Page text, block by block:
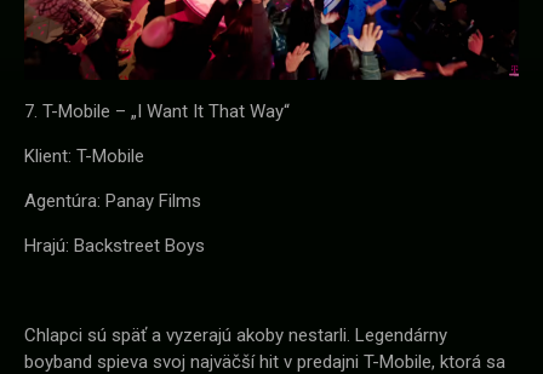
7. T-Mobile – „I Want It That Way“
Klient: T-Mobile
Agentúra: Panay Films
Hrajú: Backstreet Boys
Chlapci sú späť a vyzerajú akoby nestarli. Legendárny
boyband spieva svoj najväčší hit v predajni T-Mobile, ktorá sa